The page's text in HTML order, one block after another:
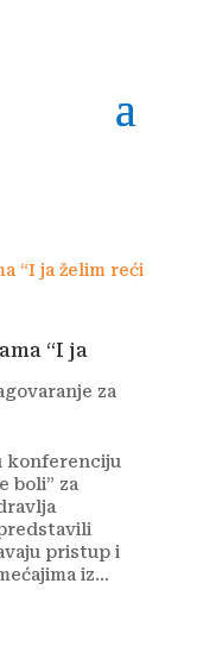
“I ja
za
konferenciju
boli” za
pristup i
iz...